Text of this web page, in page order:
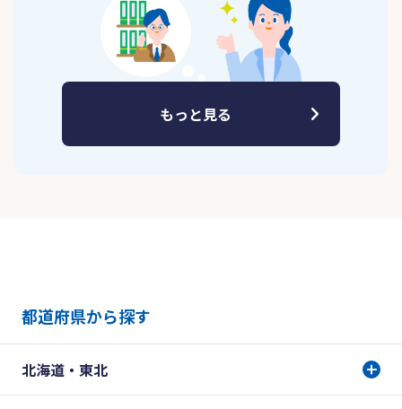
もっと見る
都道府県から探す
北海道・東北